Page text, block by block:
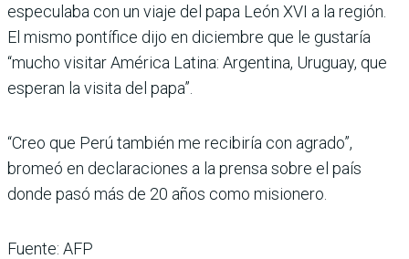
especulaba con un viaje del papa León XVI a la región.
El mismo pontífice dijo en diciembre que le gustaría
“mucho visitar América Latina: Argentina, Uruguay, que
esperan la visita del papa”.
“Creo que Perú también me recibiría con agrado”,
bromeó en declaraciones a la prensa sobre el país
donde pasó más de 20 años como misionero.
Fuente: AFP